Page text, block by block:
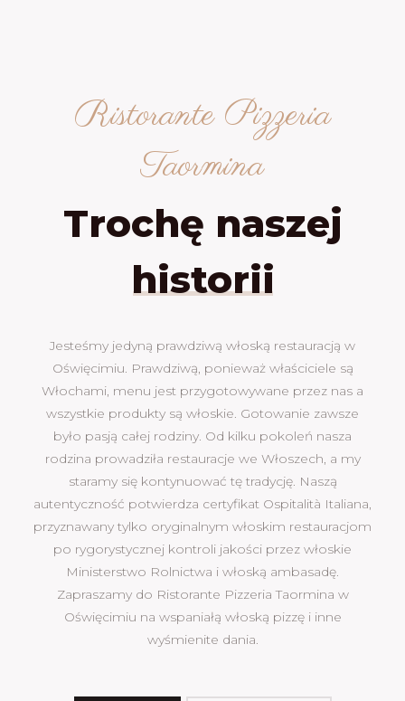
Ristorante Pizzeria
Taormina
Trochę naszej
historii
Jesteśmy jedyną prawdziwą włoską restauracją w
Oświęcimiu. Prawdziwą, ponieważ właściciele są
Włochami, menu jest przygotowywane przez nas a
wszystkie produkty są włoskie. Gotowanie zawsze
było pasją całej rodziny. Od kilku pokoleń nasza
rodzina prowadziła restauracje we Włoszech, a my
staramy się kontynuować tę tradycję. Naszą
autentyczność potwierdza certyfikat Ospitalità Italiana,
przyznawany tylko oryginalnym włoskim restauracjom
po rygorystycznej kontroli jakości przez włoskie
Ministerstwo Rolnictwa i włoską ambasadę.
Zapraszamy do Ristorante Pizzeria Taormina w
Oświęcimiu na wspaniałą włoską pizzę i inne
wyśmienite dania.